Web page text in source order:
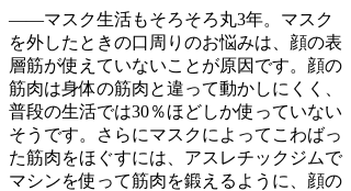
――マスク生活もそろそろ丸3年。マスク
を外したときの口周りのお悩みは、顔の表
層筋が使えていないことが原因です。顔の
筋肉は身体の筋肉と違って動かしにくく、
普段の生活では30％ほどしか使っていない
そうです。さらにマスクによってこわばっ
た筋肉をほぐすには、アスレチックジムで
マシンを使って筋肉を鍛えるように、顔の